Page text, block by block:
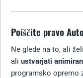
Poiščite pravo
Ne glede na to, ali
ali ustvarjati
programsko opremo